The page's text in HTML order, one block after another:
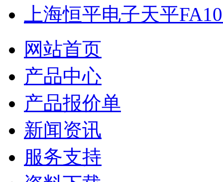
上海恒平电子天平
网站首页
产品中心
产品报价单
新闻资讯
服务支持